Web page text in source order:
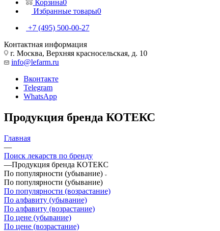
Корзина0
Избранные товары0
+7 (495) 500-00-27
Контактная информация
г. Москва, Верхняя красносельская, д. 10
info@lefarm.ru
Вконтакте
Telegram
WhatsApp
Продукция бренда КОТЕКС
Главная
—
Поиск лекарств по бренду
—Продукция бренда КОТЕКС
По популярности (убывание)
По популярности (убывание)
По популярности (возрастание)
По алфавиту (убывание)
По алфавиту (возрастание)
По цене (убывание)
По цене (возрастание)